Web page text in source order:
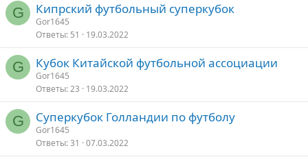
G Кипрский футбольный суперкубок
Gor1645
Ответы 51 19.03.2022
G Кубок Китайской футбольной ассоциации
Gor1645
Ответы 23 19.03.2022
G Суперкубок Голландии по футболу
Gor1645
Ответы 31 07.03.2022